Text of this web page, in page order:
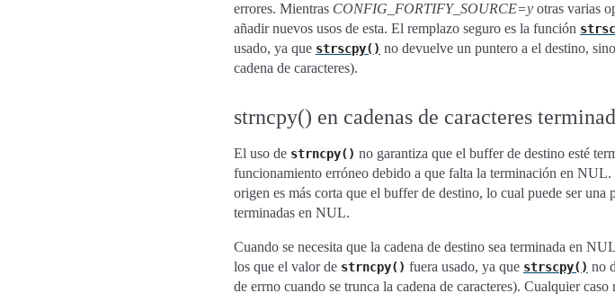
errores. Mientras CONFIG_FORTIFY_SOURCE=y otras varias
añadir nuevos usos de esta. El remplazo seguro es la función
usado, ya que strscpy() no devuelve un puntero a el destino,
cadena de caracteres).
strncpy() en cadenas de caracteres
El uso de strncpy() no garantiza que el buffer de destino esté
funcionamiento erróneo debido a que falta la terminación en
origen es más corta que el buffer de destino, lo cual puede ser una
terminadas en NUL.
Cuando se necesita que la cadena de destino sea terminada en
los que el valor de strncpy() fuera usado, ya que strscpy() no
de errno cuando se trunca la cadena de caracteres). Cualquier